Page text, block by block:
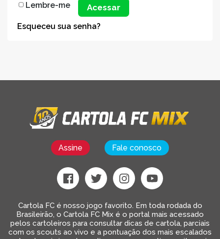
Lembre-me Acessar
Esqueceu sua senha?
Assine Fale conosco
Cartola FC é nosso jogo favorito. Em toda rodada do
Brasileirão, o Cartola FC Mix é o portal mais acessado
pelos cartoleiros para consultar dicas de cartola, parciais
com os scouts ao vivo e a pontuação dos mais escalados